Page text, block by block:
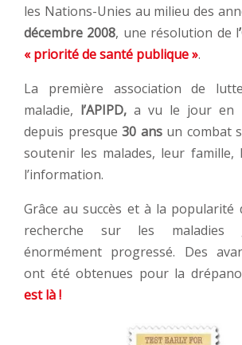
les Nations-Unies au milieu des
décembre 2008, une résolution de l
« priorité de santé publique ».
La première association de
maladie, l’APIPD, a vu le jour en
depuis presque 30 ansun combat
soutenir les malades, leur famille,
l’information.
Grâce au succès et à la popularité
recherche sur les maladies
énormément progressé. Des
ont été obtenues pour la
est là !